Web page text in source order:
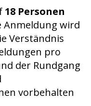
18 Personen
Anmeldung wird
Verständnis
pro
der Rundgang
vorbehalten